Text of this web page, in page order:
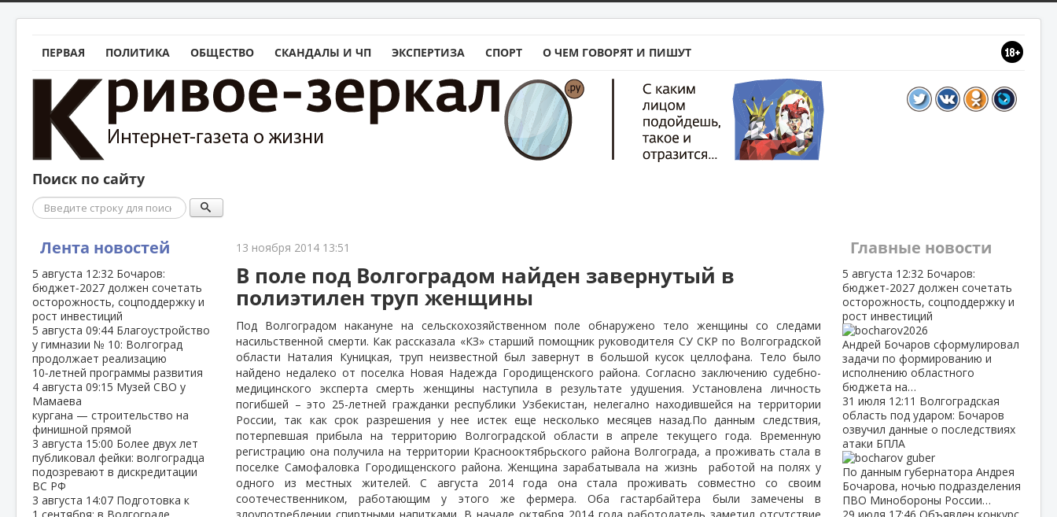
ПЕРВАЯ ПОЛИТИКА ОБЩЕСТВО СКАНДАЛЫ И ЧП ЭКСПЕРТИЗА СПОРТ О ЧЕМ ГОВОРЯТ И ПИШУТ
Поиск по сайту
Поиск
Лента новостей
5 августа 12:32 Бочаров:
бюджет‑2027 должен сочетать
осторожность, соцподдержку и
рост инвестиций
5 августа 09:44 Благоустройство
у гимназии № 10: Волгоград
продолжает реализацию
10‑летней программы развития
4 августа 09:15 Музей СВО у
Мамаева
кургана — строительство на
финишной прямой
3 августа 15:00 Более двух лет
публиковал фейки: волгоградца
подозревают в дискредитации
ВС РФ
3 августа 14:07 Подготовка к
13 ноября 2014 13:51
В поле под Волгоградом найден завернутый в
полиэтилен труп женщины
Под Волгоградом накануне на сельскохозяйственном поле обнаружено тело женщины со следами
насильственной смерти. Как рассказала «КЗ» старший помощник руководителя СУ СКР по Волгоградской
области Наталия Куницкая, труп неизвестной был завернут в большой кусок целлофана. Тело было
найдено недалеко от поселка Новая Надежда Городищенского района. Согласно заключению судебно-
медицинского эксперта смерть женщины наступила в результате удушения. Установлена личность
погибшей – это 25-летней гражданки республики Узбекистан, нелегално находившейся на территории
России, так как срок разрешения у нее истек еще несколько месяцев назад.По данным следствия,
потерпевшая прибыла на территорию Волгоградской области в апреле текущего года. Временную
регистрацию она получила на территории Краснооктябрьского района Волгограда, а проживать стала в
поселке Самофаловка Городищенского района. Женщина зарабатывала на жизнь
работой на полях у
одного из местных жителей. С августа 2014 года она стала проживать совместно со своим
соотечественником, работающим у этого же фермера. Оба гастарбайтера были замечены в
Главные новости
5 августа 12:32 Бочаров:
бюджет‑2027 должен сочетать
осторожность, соцподдержку и
рост инвестиций
Андрей Бочаров сформулировал
задачи по формированию и
исполнению областного
бюджета на…
31 июля 12:11 Волгоградская
область под ударом: Бочаров
озвучил данные о последствиях
атаки БПЛА
По данным губернатора Андрея
Бочарова, ночью подразделения
ПВО Минобороны России…